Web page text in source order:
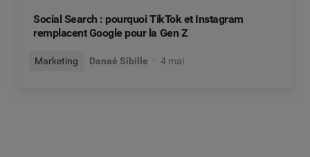
Social Search : pourquoi TikTok et Instagram
remplacent Google pour la Gen Z
Marketing Danaé Sibille 4 mai